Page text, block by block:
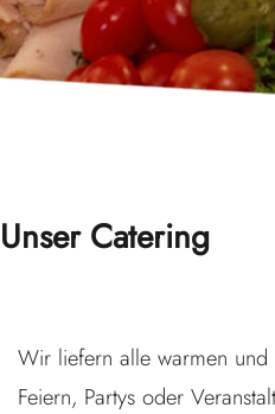
Unser Catering
Wir liefern alle warmen und
Feiern, Partys oder